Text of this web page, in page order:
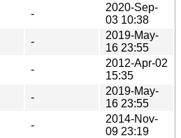
-
2020-Sep-
03 10:38
-
2019-May-
16 23:55
-
2012-Apr-02
15:35
-
2019-May-
16 23:55
-
2014-Nov-
09 23:19